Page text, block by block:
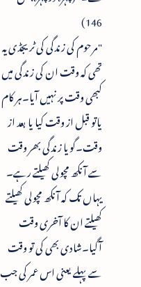
146)
"مرحوم کی زندگی کی ٹریجڈی یہ
تھی کہ وقت ان کی زندگی میں
کبھی وقت پر نہیں آیا۔ہر کام
یاتو قبل از وقت کیا یا بعد از
وقت۔گویا زندگی بھر وقت
سے آنکھ مچولی کھیلتے رہے۔
یہاں تک کہ آنکھ مچولی کھیلتے
کھیلتے ان کا آخری وقت
آگیا۔شادی بھی کی تو وقت
سے پہلے یعنی اس عمر کی جب